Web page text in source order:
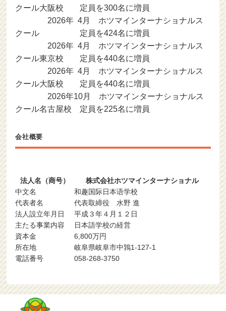
クール大阪校 定員を300名に増員
2026年 4月 ホツマインターナショナルス
クール 定員を424名に増員
2026年 4月 ホツマインターナショナルス
クール東京校 定員を440名に増員
2026年 4月 ホツマインターナショナルス
クール大阪校 定員を440名に増員
2026年10月 ホツマインターナショナルス
クール名古屋校 定員を225名に増員
会社概要
法人名（商号）
株式会社ホツマインターナショナル
中文名
和趣国际日本语学校
代表者名
代表取締役 水野 進
法人設立年月日
平成３年４月１２日
主たる事業内容
日本語学校の経営
資本金
6,800万円
所在地
岐阜県岐阜市中鶉1-127-1
電話番号
058-268-3750